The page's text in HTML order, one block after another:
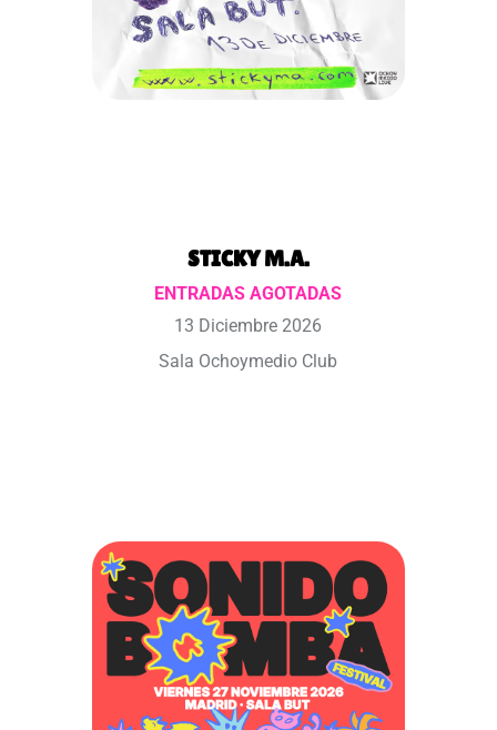
STICKY M.A.
ENTRADAS AGOTADAS
13 Diciembre 2026
Sala Ochoymedio Club